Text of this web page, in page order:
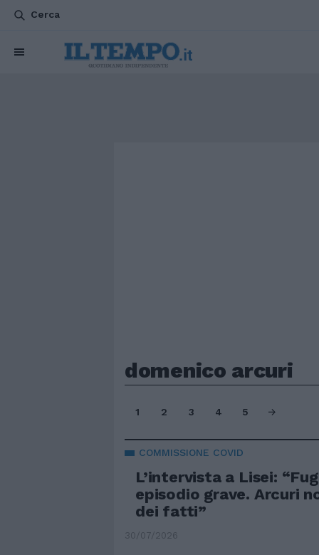
Cerca
domenico arcuri
1 2 3 4 5
COMMISSIONE COVID
L’intervista a Lisei:
episodio grave. Arcuri
dei fatti”
30/07/2026